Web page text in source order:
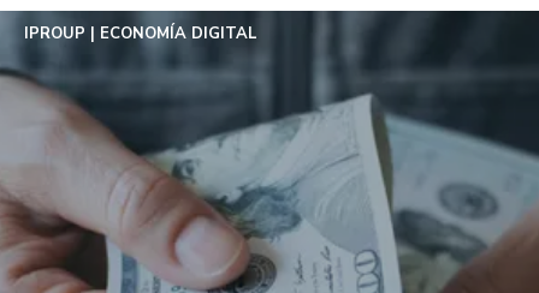
IPROUP ECONOMÍA DIGITAL